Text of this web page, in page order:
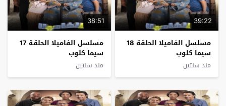
39:22
مسلسل الفاميلا الحلقة 18
سيما كلوب
منذ سنتين
38:51
مسلسل الفاميلا الحلقة 17
سيما كلوب
منذ سنتين